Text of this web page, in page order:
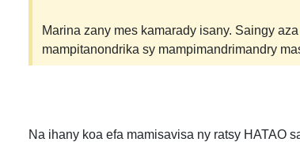
Marina zany mes kamarady isany. Saingy
mampitanondrika sy mampimandrimandry
Na ihany koa efa mamisavisa ny ratsy HATAO